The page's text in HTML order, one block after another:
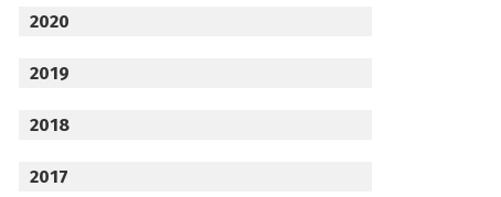
2020
2019
2018
2017